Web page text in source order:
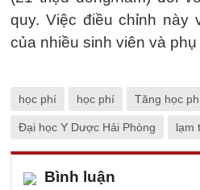
quy. Việc điều chỉnh này
của nhiều sinh viên và
học phí học phí Tăng học
Đại học Y Dược Hải Phòng lạm
Bình luận